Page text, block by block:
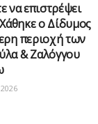
να επιστρέψει
ο Δίδυμος
περιοχή των
& Ζαλόγγου